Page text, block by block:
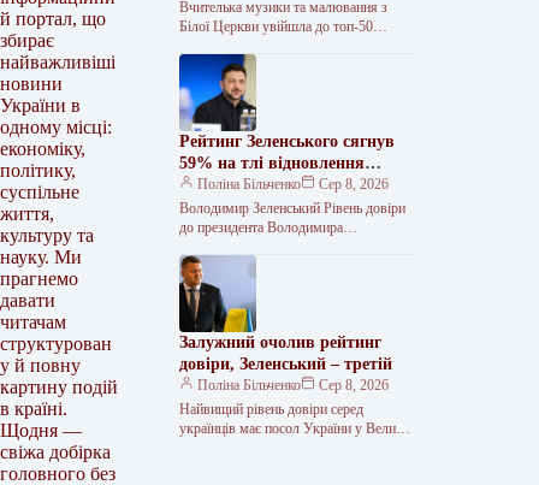
й портал, що
збирає
найважливіші
новини
України в
одному місці:
економіку,
політику,
суспільне
життя,
культуру та
науку. Ми
прагнемо
давати
читачам
структурован
у й повну
картину подій
в країні.
Щодня —
свіжа добірка
головного без
Вчителька музики та малювання з
Білої Церкви увійшла до топ-50
Губарева, вчителька музики та
малювання Білоцерківської…
Рейтинг Зеленського сягнув
59% на тлі відновлення
довіри українців
Поліна Більченко
Сер 8, 2026
Володимир Зеленський Рівень довіри
до президента Володимира
до президента України Володимира
Зеленського зріс до…
Залужний очолив рейтинг
довіри, Зеленський – третій
Поліна Більченко
Сер 8, 2026
Найвищий рівень довіри серед
українців має посол України у Великій